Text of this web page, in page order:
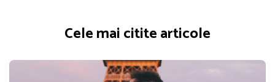
Cele mai citite articole